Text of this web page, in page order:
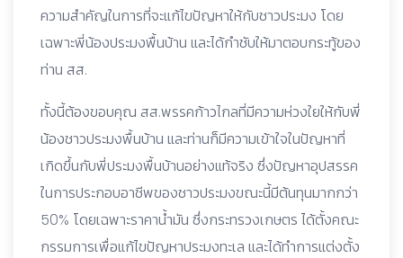
ความสำคัญในการที่จะแก้ไขปัญหาให้กับชาวประมง โดย
เฉพาะพี่น้องประมงพื้นบ้าน และได้กำชับให้มาตอบกระทู้ของ
ท่าน สส.
ทั้งนี้ต้องขอบคุณ สส.พรรคก้าวไกลที่มีความห่วงใยให้กับพี่
น้องชาวประมงพื้นบ้าน และท่านก็มีความเข้าใจในปัญหาที่
เกิดขึ้นกับพี่ประมงพื้นบ้านอย่างแท้จริง ซึ่งปัญหาอุปสรรค
ในการประกอบอาชีพของชาวประมงขณะนี้มีต้นทุนมากกว่า
50% โดยเฉพาะราคาน้ำมัน ซึ่งกระทรวงเกษตร ได้ตั้งคณะ
กรรมการเพื่อแก้ไขปัญหาประมงทะเล และได้ทำการแต่งตั้ง